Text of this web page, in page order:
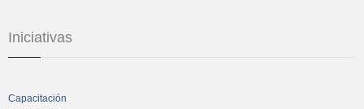
Iniciativas
Capacitación